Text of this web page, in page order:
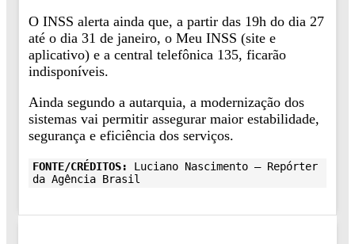
O INSS alerta ainda que, a partir das 19h do dia 27
até o dia 31 de janeiro, o Meu INSS (site e
aplicativo) e a central telefônica 135, ficarão
indisponíveis.
Ainda segundo a autarquia, a modernização dos
sistemas vai permitir assegurar maior estabilidade,
segurança e eficiência dos serviços.
FONTE/CRÉDITOS:
Luciano Nascimento – Repórter
da Agência Brasil